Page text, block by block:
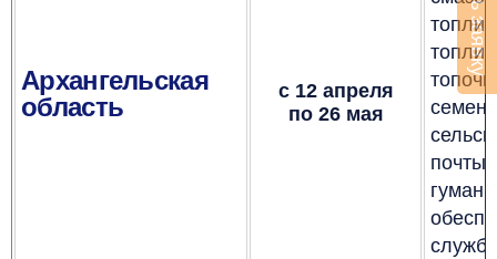
Архангельская
область
с 12 апреля
по 26 мая